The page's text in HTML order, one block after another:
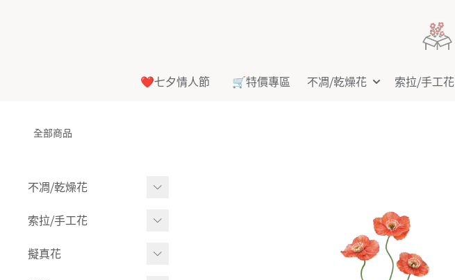
❤️七夕情人節 🛒特價專區 不凋⧸乾燥花 索拉⧸手工花
全部商品
不凋⧸乾燥花
多色組合
索拉⧸手工花
索拉花(有花莖)
擬真花